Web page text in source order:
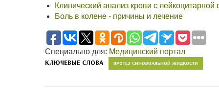
Клинический анализ крови с
Боль в колене - причины и лечение
Специально для: Медицинский портал
КЛЮЧЕВЫЕ СЛОВА ПРОТЕЗ СИНОВИАЛЬНОЙ ЖИДКОСТИ